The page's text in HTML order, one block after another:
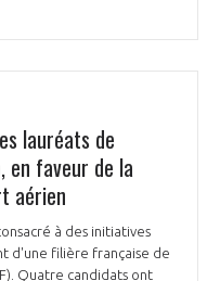
lauréats de
en faveur de la
aérien
à des initiatives
d'une filière française de
Quatre candidats ont